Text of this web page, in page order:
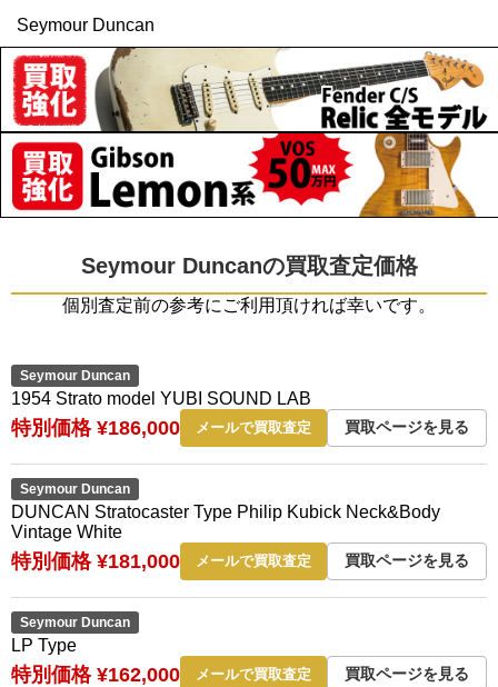
Seymour Duncan
Seymour Duncanの買取査定価格
個別査定前の参考にご利用頂ければ幸いです。
Seymour Duncan
1954 Strato model YUBI SOUND LAB
特別価格 ¥186,000 メールで買取査定 買取ページを見る
Seymour Duncan
DUNCAN Stratocaster Type Philip Kubick Neck&Body
Vintage White
特別価格 ¥181,000 メールで買取査定 買取ページを見る
Seymour Duncan
LP Type
特別価格 ¥162,000 メールで買取査定 買取ページを見る